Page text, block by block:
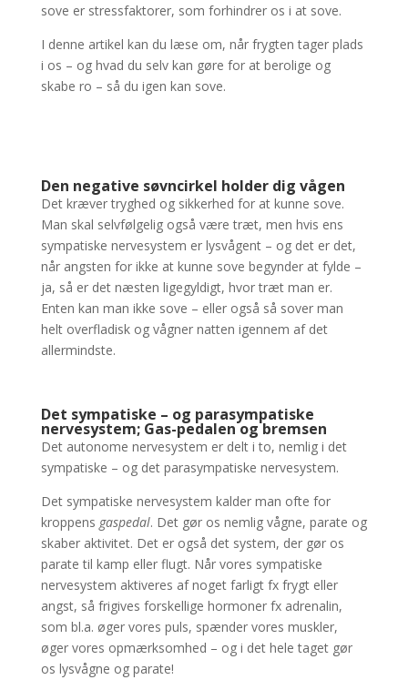
sove er stressfaktorer, som forhindrer os i at sove.
I denne artikel kan du læse om, når frygten tager plads
i os – og hvad du selv kan gøre for at berolige og
skabe ro – så du igen kan sove.
Den negative søvncirkel holder dig vågen
Det kræver tryghed og sikkerhed for at kunne sove.
Man skal selvfølgelig også være træt, men hvis ens
sympatiske nervesystem er lysvågent – og det er det,
når angsten for ikke at kunne sove begynder at fylde –
ja, så er det næsten ligegyldigt, hvor træt man er.
Enten kan man ikke sove – eller også så sover man
helt overfladisk og vågner natten igennem af det
allermindste.
Det sympatiske – og parasympatiske
nervesystem; Gas-pedalen og bremsen
Det autonome nervesystem er delt i to, nemlig i det
sympatiske – og det parasympatiske nervesystem.
Det sympatiske nervesystem kalder man ofte for
kroppens gaspedal. Det gør os nemlig vågne, parate og
skaber aktivitet. Det er også det system, der gør os
parate til kamp eller flugt. Når vores sympatiske
nervesystem aktiveres af noget farligt fx frygt eller
angst, så frigives forskellige hormoner fx adrenalin,
som bl.a. øger vores puls, spænder vores muskler,
øger vores opmærksomhed – og i det hele taget gør
os lysvågne og parate!